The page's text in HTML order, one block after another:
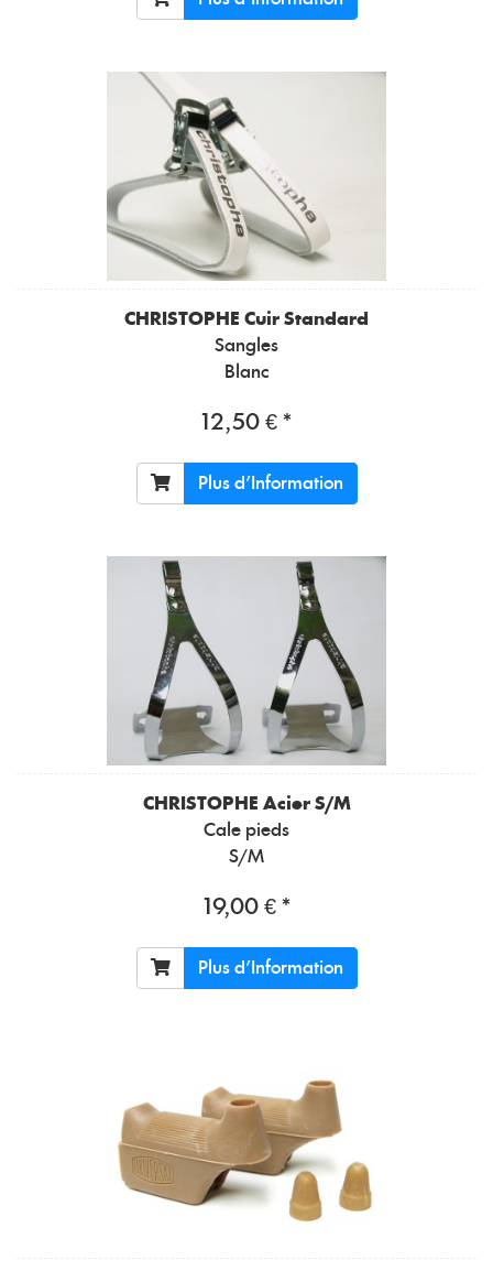
CHRISTOPHE Cuir Standard
Sangles
Blanc
12,50 € *
Plus d'Information
CHRISTOPHE Acier S/M
Cale pieds
S/M
19,00 € *
Plus d'Information